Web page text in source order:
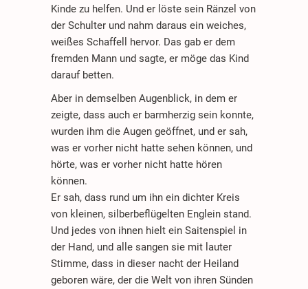
Kinde zu helfen. Und er löste sein Ränzel von
der Schulter und nahm daraus ein weiches,
weißes Schaffell hervor. Das gab er dem
fremden Mann und sagte, er möge das Kind
darauf betten.
Aber in demselben Augenblick, in dem er
zeigte, dass auch er barmherzig sein konnte,
wurden ihm die Augen geöffnet, und er sah,
was er vorher nicht hatte sehen können, und
hörte, was er vorher nicht hatte hören
können.
Er sah, dass rund um ihn ein dichter Kreis
von kleinen, silberbeflügelten Englein stand.
Und jedes von ihnen hielt ein Saitenspiel in
der Hand, und alle sangen sie mit lauter
Stimme, dass in dieser nacht der Heiland
geboren wäre, der die Welt von ihren Sünden